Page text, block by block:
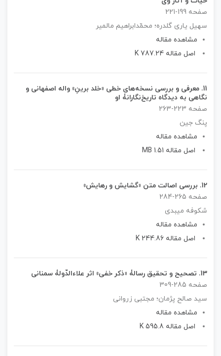
صفحه 199-221
سهیل یاری گلدره؛ محمّدابراهیم مالمیر
مشاهده مقاله
اصل مقاله 787.24 K
11. معرفی و بررسی نسخه‌های خطی «خلد برینِ» واله اصفهانی و
نگاهی به دیدگاه تاریخ‌نگارانۀ او
صفحه 223-263
پنگ جین
مشاهده مقاله
اصل مقاله 1.51 MB
12. بررسی اصالت متن «گشایش و رهایش»
صفحه 265-284
شکوفه میبدی
مشاهده مقاله
اصل مقاله 244.86 K
13. تصحیح و تحقیق رسالۀ «ذکر خفی» اثر علاءالدّولۀ سمنانی
صفحه 285-309
سید صالح پژمان؛ مجتبی زروانی
مشاهده مقاله
اصل مقاله 595.8 K